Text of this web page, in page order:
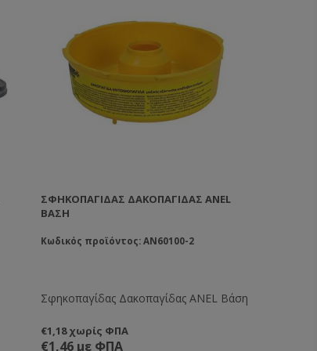
ΣΦΗΚΟΠΑΓΊΔΑΣ ΔΑΚΟΠΑΓΊΔΑΣ ΑΝΕL
ΒΆΣΗ
Κωδικός προϊόντος: AN60100-2
Σφηκοπαγίδας Δακοπαγίδας ΑΝΕL Βάση
€1,18 χωρίς ΦΠΑ
€1,46 με ΦΠΑ